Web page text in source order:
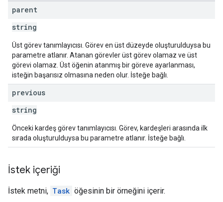
parent
string
Üst görev tanımlayıcısı. Görev en üst düzeyde oluşturulduysa bu
parametre atlanır. Atanan görevler üst görev olamaz ve üst
görevi olamaz. Üst öğenin atanmış bir göreve ayarlanması,
isteğin başarısız olmasına neden olur. İsteğe bağlı.
previous
string
Önceki kardeş görev tanımlayıcısı. Görev, kardeşleri arasında ilk
sırada oluşturulduysa bu parametre atlanır. İsteğe bağlı.
İstek içeriği
İstek metni, Task öğesinin bir örneğini içerir.